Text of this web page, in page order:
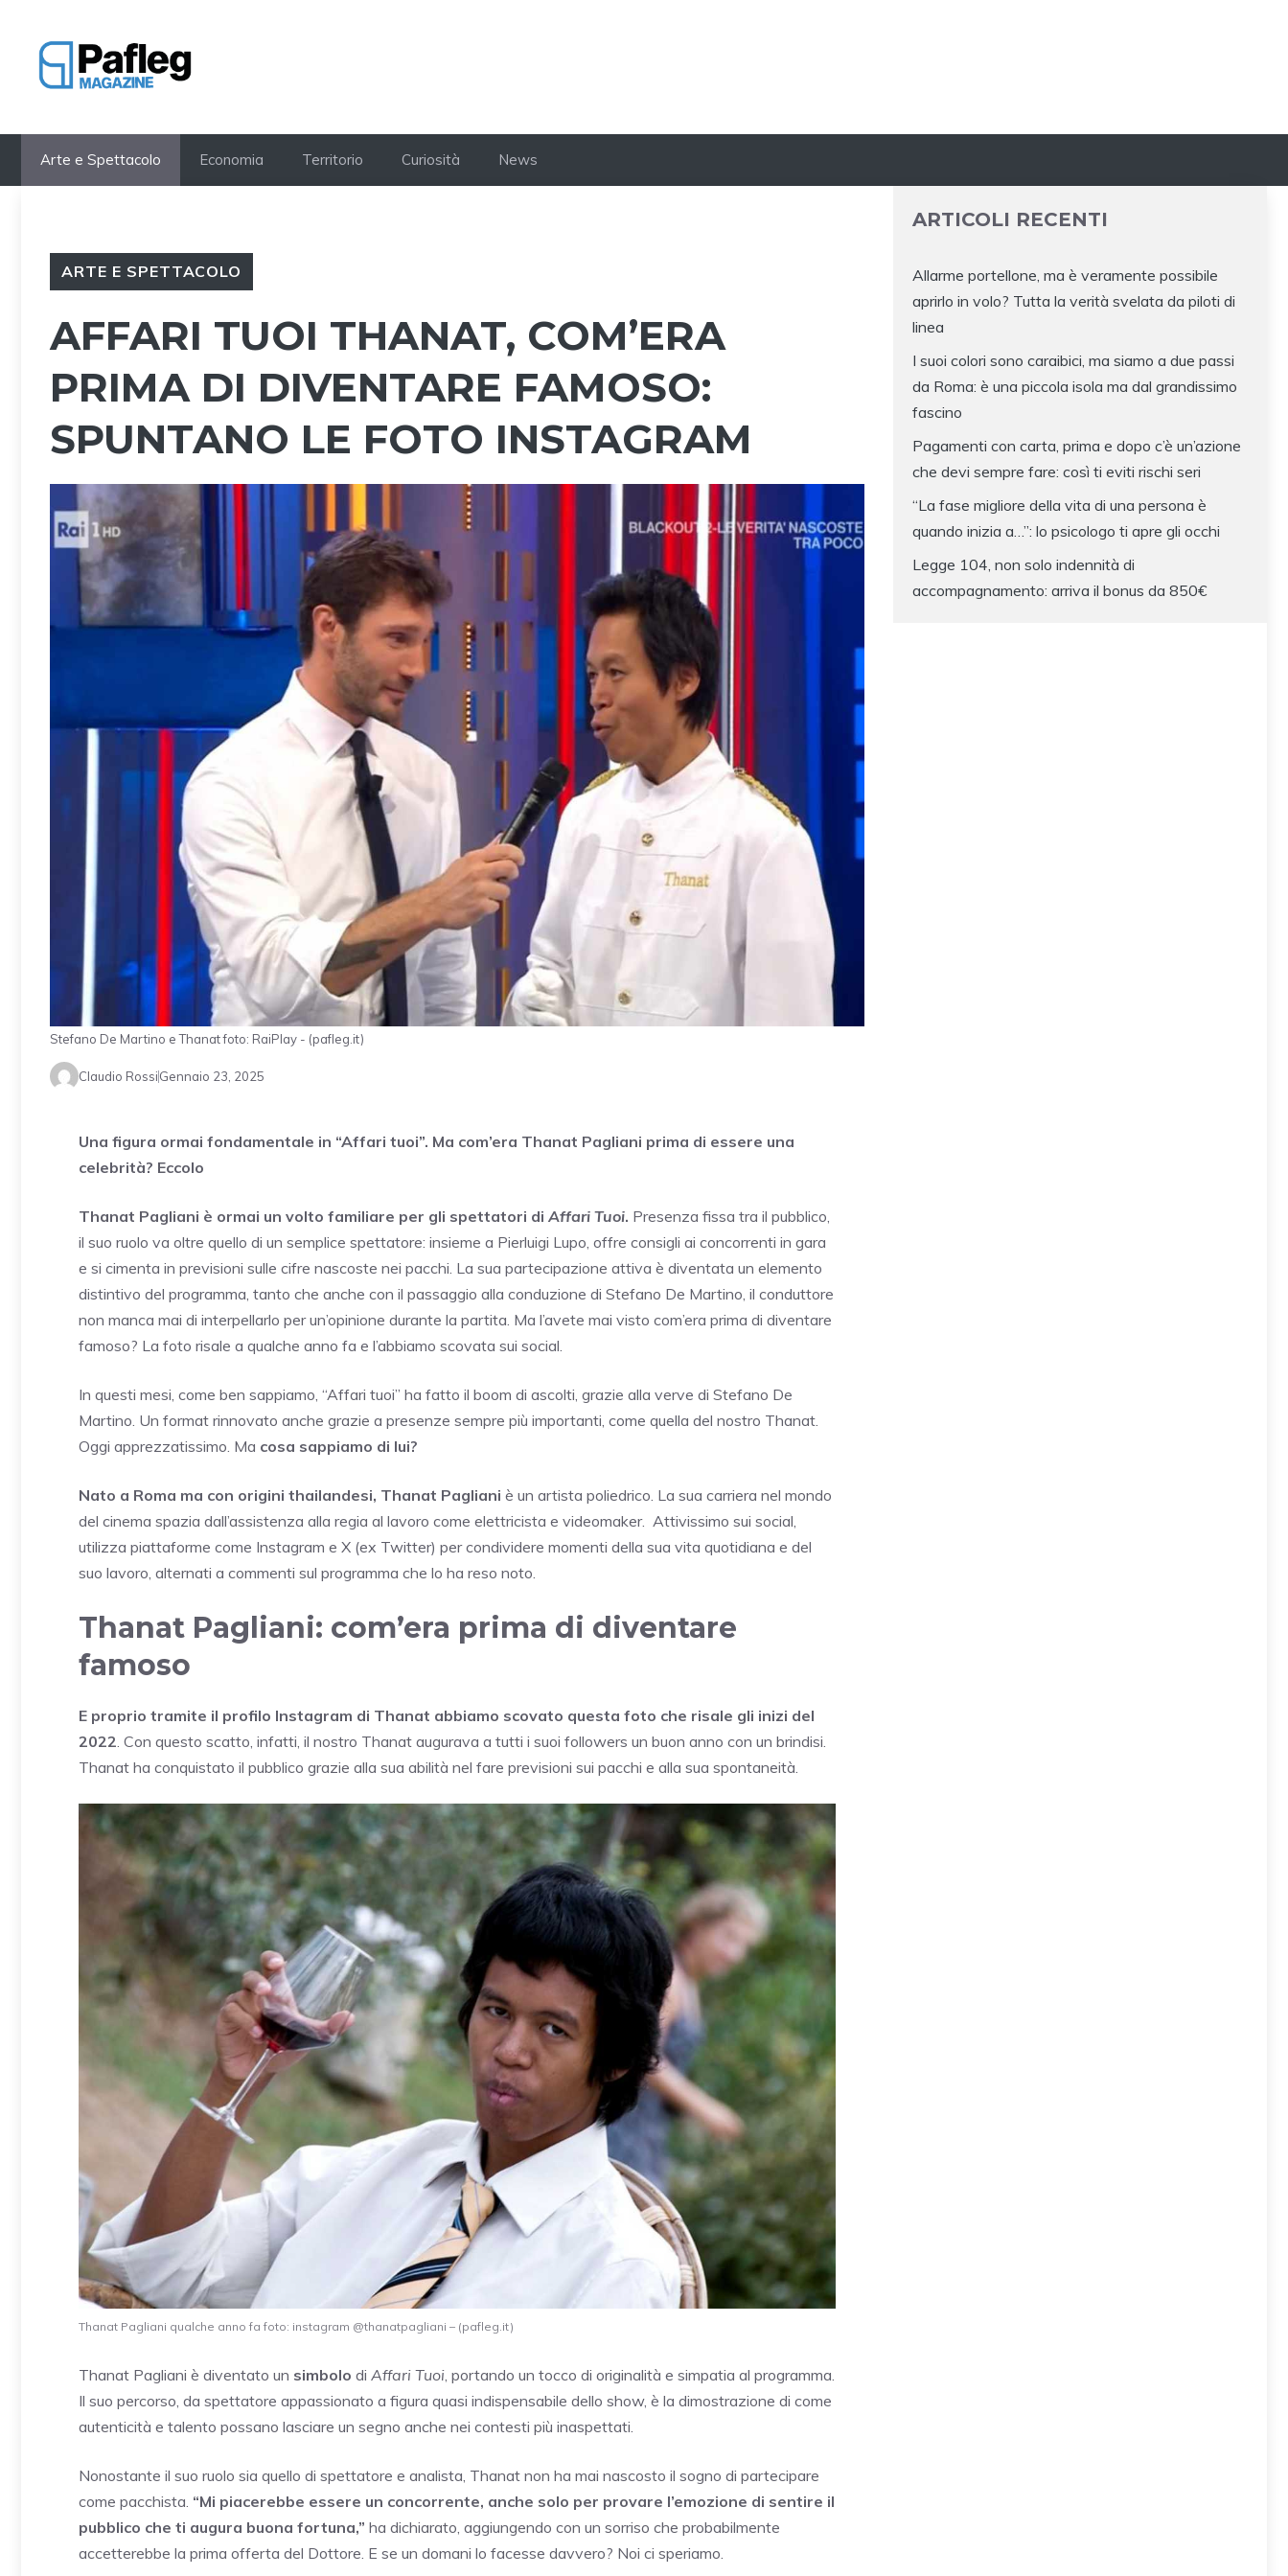
contenuto
Arte e Spettacolo Economia Territorio Curiosità News
ARTE E SPETTACOLO
AFFARI TUOI THANAT, COM’ERA
PRIMA DI DIVENTARE FAMOSO:
SPUNTANO LE FOTO INSTAGRAM
Stefano De Martino e Thanat foto: RaiPlay - (pafleg.it)
Claudio RossiGennaio 23, 2025
Una figura ormai fondamentale in “Affari tuoi”. Ma com’era Thanat Pagliani prima di essere una
celebrità? Eccolo
Thanat Pagliani è ormai un volto familiare per gli spettatori di Affari Tuoi. Presenza fissa tra il pubblico,
il suo ruolo va oltre quello di un semplice spettatore: insieme a Pierluigi Lupo, offre consigli ai concorrenti in gara
e si cimenta in previsioni sulle cifre nascoste nei pacchi. La sua partecipazione attiva è diventata un elemento
distintivo del programma, tanto che anche con il passaggio alla conduzione di Stefano De Martino, il conduttore
non manca mai di interpellarlo per un’opinione durante la partita. Ma l’avete mai visto com’era prima di diventare
famoso? La foto risale a qualche anno fa e l’abbiamo scovata sui social.
In questi mesi, come ben sappiamo, “Affari tuoi” ha fatto il boom di ascolti, grazie alla verve di Stefano De
Martino. Un format rinnovato anche grazie a presenze sempre più importanti, come quella del nostro Thanat.
Oggi apprezzatissimo. Ma cosa sappiamo di lui?
Nato a Roma ma con origini thailandesi, Thanat Pagliani è un artista poliedrico. La sua carriera nel mondo
del cinema spazia dall’assistenza alla regia al lavoro come elettricista e videomaker. Attivissimo sui social,
utilizza piattaforme come Instagram e X (ex Twitter) per condividere momenti della sua vita quotidiana e del
suo lavoro, alternati a commenti sul programma che lo ha reso noto.
Thanat Pagliani: com’era prima di diventare
famoso
E proprio tramite il profilo Instagram di Thanat abbiamo scovato questa foto che risale gli inizi del
2022. Con questo scatto, infatti, il nostro Thanat augurava a tutti i suoi followers un buon anno con un brindisi.
Thanat ha conquistato il pubblico grazie alla sua abilità nel fare previsioni sui pacchi e alla sua spontaneità.
Thanat Pagliani qualche anno fa foto: instagram @thanatpagliani – (pafleg.it)
Thanat Pagliani è diventato un simbolo di Affari Tuoi , portando un tocco di originalità e simpatia al programma.
Il suo percorso, da spettatore appassionato a figura quasi indispensabile dello show, è la dimostrazione di come
autenticità e talento possano lasciare un segno anche nei contesti più inaspettati.
Nonostante il suo ruolo sia quello di spettatore e analista, Thanat non ha mai nascosto il sogno di partecipare
come pacchista. “Mi piacerebbe essere un concorrente, anche solo per provare l’emozione di sentire il
pubblico che ti augura buona fortuna,” ha dichiarato, aggiungendo con un sorriso che probabilmente
accetterebbe la prima offerta del Dottore. E se un domani lo facesse davvero? Noi ci speriamo.
ARTICOLI RECENTI
Allarme portellone, ma è veramente possibile
aprirlo in volo? Tutta la verità svelata da piloti di
linea
I suoi colori sono caraibici, ma siamo a due passi
da Roma: è una piccola isola ma dal grandissimo
fascino
Pagamenti con carta, prima e dopo c’è un’azione
che devi sempre fare: così ti eviti rischi seri
“La fase migliore della vita di una persona è
quando inizia a…”: lo psicologo ti apre gli occhi
Legge 104, non solo indennità di
accompagnamento: arriva il bonus da 850€